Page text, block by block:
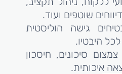
שוטפים ועוד.
גישה הוליסטית
היבטיו.
סיכונים, חיסכון
איכותית.